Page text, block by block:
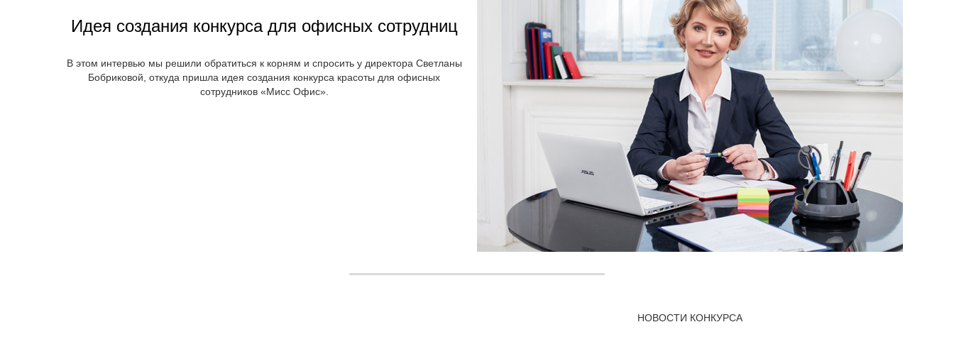
Идея создания конкурса для офисных сотрудниц
В этом интервью мы решили обратиться к корням и спросить у директора Светланы
Бобриковой, откуда пришла идея создания конкурса красоты для офисных
сотрудников «Мисс Офис».
НОВОСТИ КОНКУРСА